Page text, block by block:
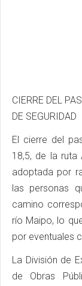
CIERRE DEL
DE SEGURIDAD
El cierre del
18,5, de la
adoptada por
las personas
camino
río Maipo, lo
por eventuales
La División de
de Obras